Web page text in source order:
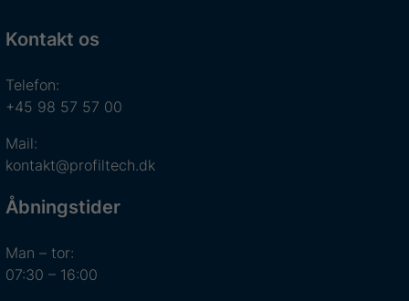
Kontakt os
Telefon:
+45 98 57 57 00
Mail:
kontakt@profiltech.dk
Åbningstider
Man – tor:
07:30 – 16:00